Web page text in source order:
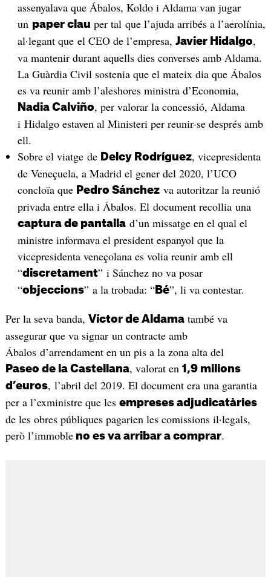
assenyalava que Ábalos, Koldo i Aldama van jugar
un paper clau per tal que l’ajuda arribés a l’aerolínia,
al·legant que el CEO de l’empresa, Javier Hidalgo,
va mantenir durant aquells dies converses amb Aldama.
La Guàrdia Civil sostenia que el mateix dia que Ábalos
es va reunir amb l’aleshores ministra d’Economia,
Nadia Calviño, per valorar la concessió, Aldama
i Hidalgo estaven al Ministeri per reunir-se després amb
ell.
Sobre el viatge de Delcy Rodríguez, vicepresidenta
de Veneçuela, a Madrid el gener del 2020, l’UCO
concloïa que Pedro Sánchezva autoritzar la reunió
privada entre ella i Ábalos. El document recollia una
captura de pantallad’un missatge en el qual el
ministre informava el president espanyol que la
vicepresidenta veneçolana es volia reunir amb ell
“discretament” i Sánchez no va posar
“objeccions” a la trobada: “Bé”, li va contestar.
Per la seva banda, Víctor de Aldamatambé va
assegurar que va signar un contracte amb
Ábalos d’arrendament en un pis a la zona alta del
Paseo de la Castellana, valorat en 1,9 milions
d’euros, l’abril del 2019. El document era una garantia
per a l’exministre que les empreses adjudicatàries
de les obres públiques pagarien les comissions il·legals,
però l’immobleno es va arribar a comprar.